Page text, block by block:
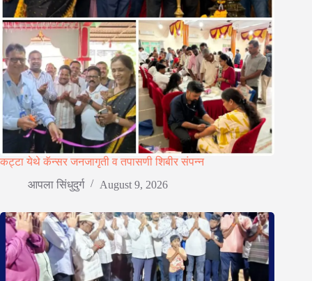
कट्टा येथे कॅन्सर जनजागृती व तपासणी शिबीर संपन्न
आपला सिंधुदुर्ग
August 9, 2026